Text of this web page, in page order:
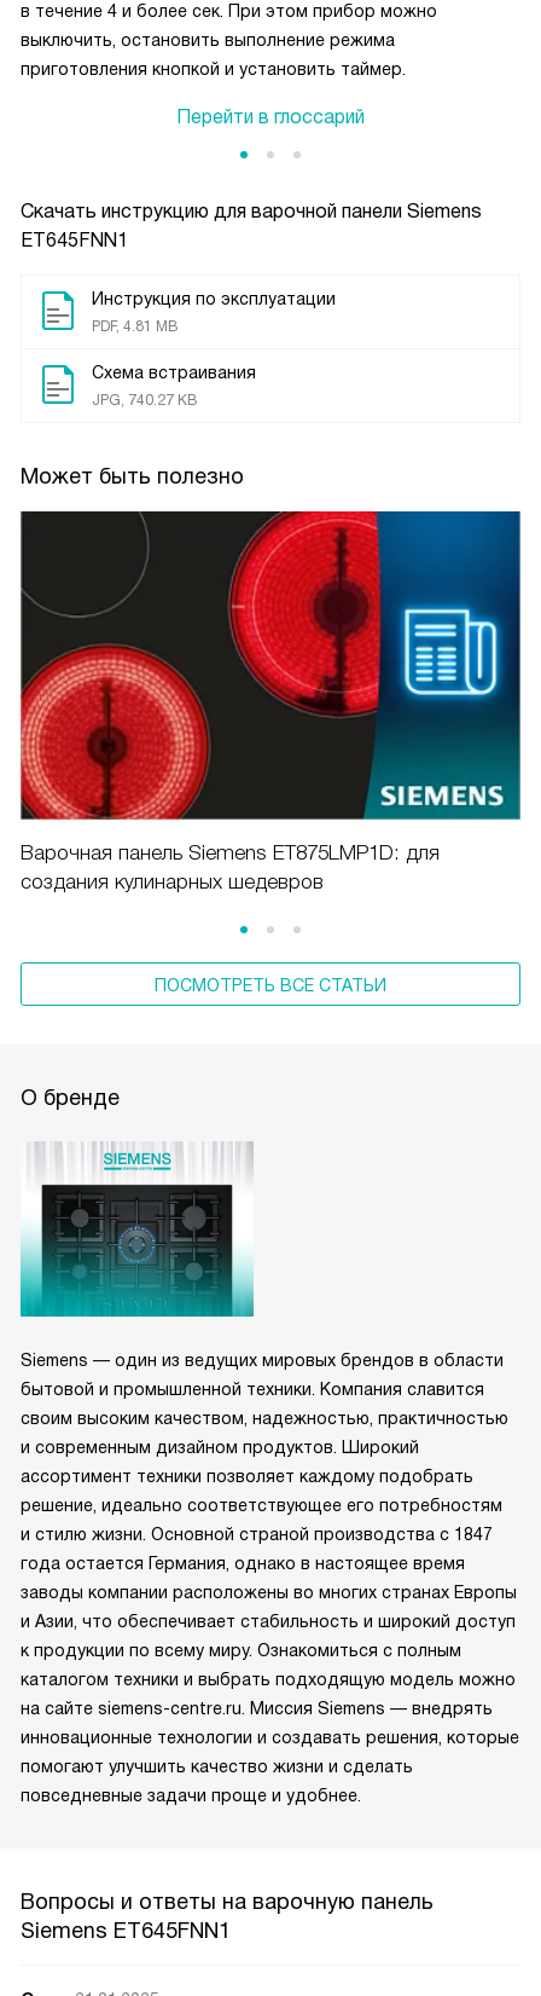
Скачать инструкцию для варочной панели Siemens
ET645FNN1
Инструкция по эксплуатации
PDF, 4.81 MB
Схема встраивания
JPG, 740.27 KB
Может быть полезно
Варочная панель Siemens ET875LMP1D: для
создания кулинарных шедевров
ПОСМОТРЕТЬ ВСЕ СТАТЬИ
в течение 4 и более сек. При этом прибор можно
выключить, остановить выполнение режима
приготовления кнопкой и установить таймер.
Перейти в глоссарий
О бренде
Siemens — один из ведущих мировых брендов в области
бытовой и промышленной техники. Компания славится
своим высоким качеством, надежностью, практичностью
и современным дизайном продуктов. Широкий
ассортимент техники позволяет каждому подобрать
решение, идеально соответствующее его потребностям
и стилю жизни. Основной страной производства с 1847
года остается Германия, однако в настоящее время
заводы компании расположены во многих странах Европы
и Азии, что обеспечивает стабильность и широкий доступ
к продукции по всему миру. Ознакомиться с полным
каталогом техники и выбрать подходящую модель можно
на сайте siemens-centre.ru. Миссия Siemens — внедрять
инновационные технологии и создавать решения, которые
помогают улучшить качество жизни и сделать
повседневные задачи проще и удобнее.
Вопросы и ответы на варочную панель
Siemens ET645FNN1